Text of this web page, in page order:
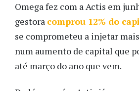
Omega fez com a Actis em
gestora comprou 12% do
se comprometeu a injetar
num aumento de capital que
até março do ano que vem.